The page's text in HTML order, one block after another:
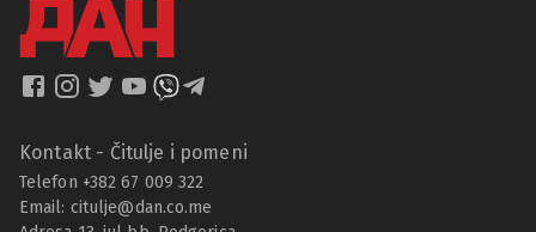
Kontakt - Čitulje i pomeni
Telefon +382 67 009 322
Email: citulje@dan.co.me